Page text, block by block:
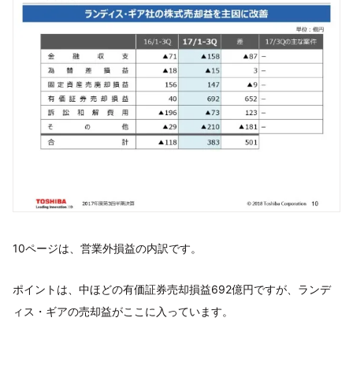
10ページは、営業外損益の内訳です。
ポイントは、中ほどの有価証券売却損益692億円ですが、ランデ
ィス・ギアの売却益がここに入っています。